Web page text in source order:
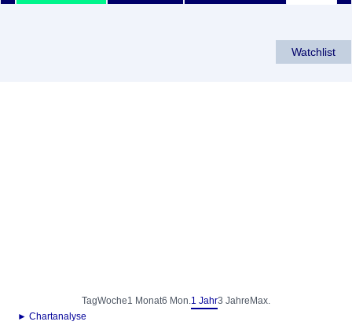
Watchlist
TagWoche1 Monat6 Mon.1 Jahr3 Jahre Max.
► Chartanalyse